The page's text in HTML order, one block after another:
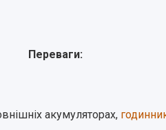
Переваги:
акумуляторах,